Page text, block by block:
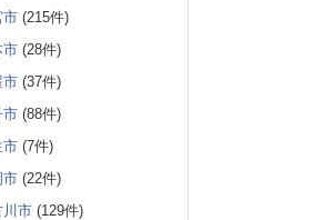
市 (215件)
市 (28件)
市 (37件)
市 (88件)
市 (7件)
市 (22件)
川市 (129件)